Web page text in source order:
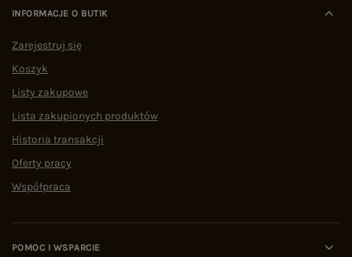
INFORMACJE O BUTIK
Zarejestruj się
Koszyk
Listy zakupowe
Lista zakupionych produktów
Historia transakcji
Oferty pracy
Współpraca
POMOC I WSPARCIE